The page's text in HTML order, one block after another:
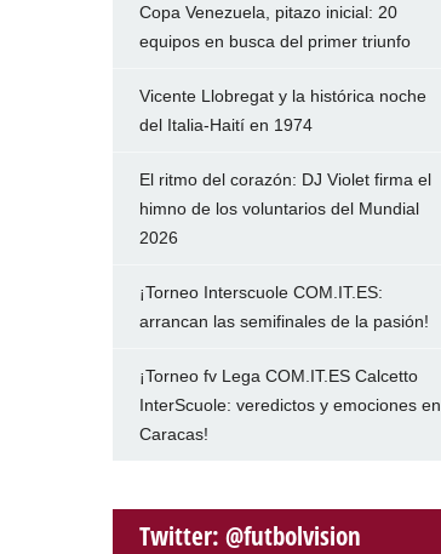
Copa Venezuela, pitazo inicial: 20
equipos en busca del primer triunfo
Vicente Llobregat y la histórica noche
del Italia-Haití en 1974
El ritmo del corazón: DJ Violet firma el
himno de los voluntarios del Mundial
2026
¡Torneo Interscuole COM.IT.ES:
arrancan las semifinales de la pasión!
¡Torneo fv Lega COM.IT.ES Calcetto
InterScuole: veredictos y emociones en
Caracas!
Twitter: @futbolvision